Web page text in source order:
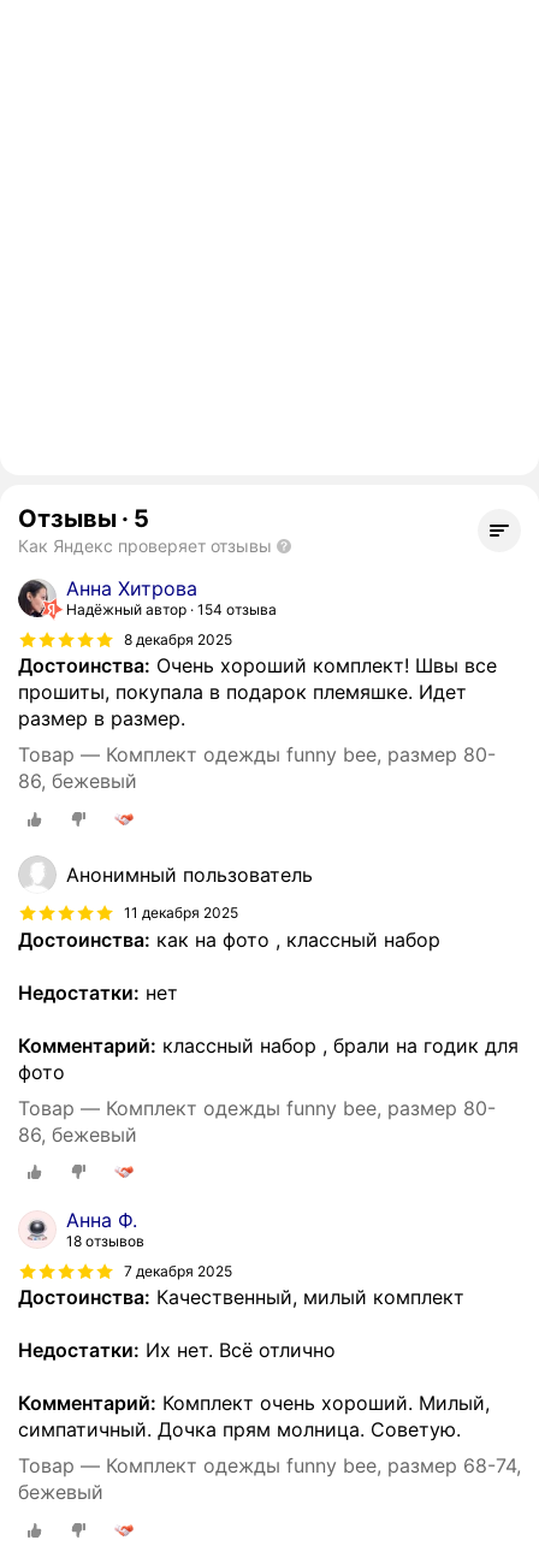
Отзывы · 5
Как Яндекс проверяет отзывы
Анна Хитрова
Надёжный автор 154 отзыва
8 декабря 2025
Достоинства: Очень хороший комплект! Швы все
прошиты, покупала в подарок племяшке. Идет
размер в размер.
Товар — Комплект одежды funny bee, размер 80-
86, бежевый
Анонимный пользователь
11 декабря 2025
Достоинства: как на фото , классный набор
Недостатки: нет
Комментарий: классный набор , брали на годик для
фото
Товар — Комплект одежды funny bee, размер 80-
86, бежевый
Анна Ф.
18 отзывов
7 декабря 2025
Достоинства: Качественный, милый комплект
Недостатки: Их нет. Всё отлично
Комментарий: Комплект очень хороший. Милый,
симпатичный. Дочка прям молница. Советую.
Товар — Комплект одежды funny bee, размер 68-74,
бежевый